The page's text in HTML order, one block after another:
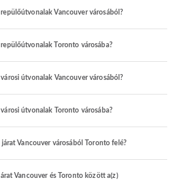
Vancouver városából?
Toronto városába?
útvonalak Vancouver városából?
útvonalak Toronto városába?
Vancouver városából Toronto felé?
Vancouver és Toronto között a(z)